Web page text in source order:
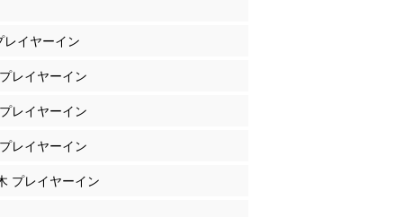
イヤーイン
レイヤーイン
レイヤーイン
レイヤーイン
プレイヤーイン